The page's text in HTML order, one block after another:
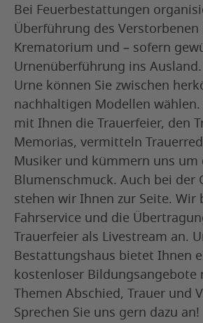
Bei Feuerbestattungen
Überführung des Verstorbenen
Krematorium und – sofern
Urnenüberführung ins
Urne können Sie zwischen
nachhaltigen Modellen
mit Ihnen die Trauerfeier, den
Memorias, vermitteln
Musiker und kümmern uns um
Blumenschmuck. Auch bei der
stehen wir Ihnen zur Seite. Wir
Fahrservice und die
Trauerfeier als Livestream an.
Bestattungshaus bietet Ihnen
kostenloser Bildungsangebote
Themen Abschied, Trauer und
Sprechen Sie uns gern dazu an!